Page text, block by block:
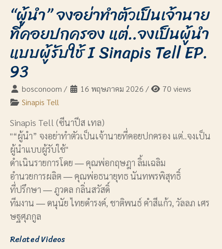
“ผู้นำ” จงอย่าทำตัวเป็นเจ้านาย
ที่คอยปกครอง แต่..จงเป็นผู้นำ
แบบผู้รับใช้ I Sinapis Tell EP.
93
bosconoom / 16 พฤษภาคม 2026 /
70 views
Sinapis Tell
Sinapis Tell (ซีนาปีส เทล)
"“ผู้นำ” จงอย่าทำตัวเป็นเจ้านายที่คอยปกครอง แต่..จงเป็น
ผู้นำแบบผู้รับใช้"
ดำเนินรายการโดย ― คุณพ่อกฤษฎา ลิ้มเฉลิม
อำนวยการผลิต ― คุณพ่อธนายุทธ นันทพรพิสุทธิ์
ที่ปรึกษา ― ภูวดล กลิ่นสวัสดิ์
ทีมงาน ― ดนุนัย ไทยดำรงค์, ชาติพนธ์ คำสีแก้ว, วัลลภ เศร
ษฐศุภกูล
Related Videos